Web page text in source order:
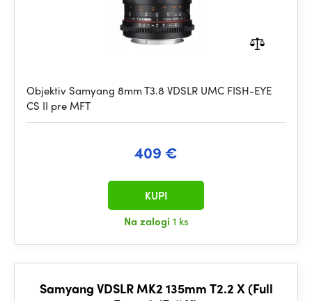
Objektiv Samyang 8mm T3.8 VDSLR UMC FISH-EYE
CS II pre MFT
409 €
Na zalogi 1 ks
KUPI
Samyang VDSLR MK2 135mm T2.2 X (Full